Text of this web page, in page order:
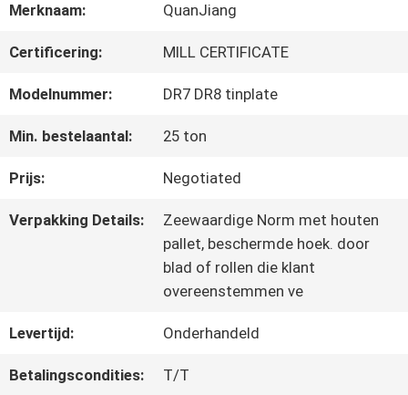
KWALITEITSCONTROLE
CONTACTEER
ONS
GEVALLEN
Merknaam: QuanJiang
Certificering: MILL CERTIFICATE
Modelnummer: DR7 DR8 tinplate
Min. bestelaantal: 25 ton
Prijs: Negotiated
Verpakking Details:
Zeewaardige Norm met houten
pallet, beschermde hoek. door
blad of rollen die klant
overeenstemmen ve
Levertijd: Onderhandeld
Betalingscondities: T/T